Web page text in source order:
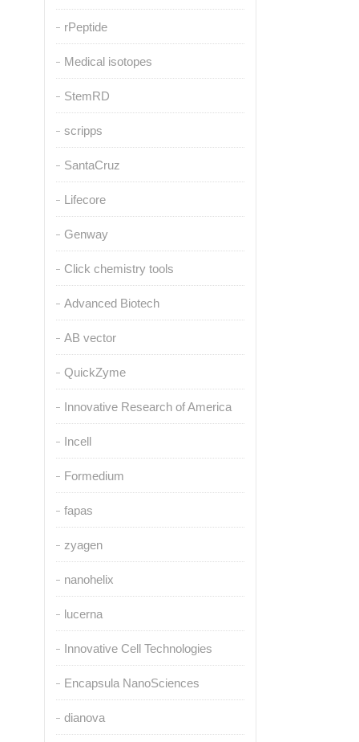
rPeptide
Medical isotopes
StemRD
scripps
SantaCruz
Lifecore
Genway
Click chemistry tools
Advanced Biotech
AB vector
QuickZyme
Innovative Research of America
Incell
Formedium
fapas
zyagen
nanohelix
lucerna
Innovative Cell Technologies
Encapsula NanoSciences
dianova